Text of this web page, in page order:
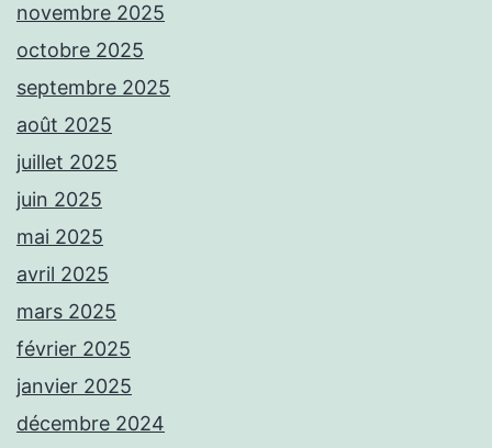
novembre 2025
octobre 2025
septembre 2025
août 2025
juillet 2025
juin 2025
mai 2025
avril 2025
mars 2025
février 2025
janvier 2025
décembre 2024